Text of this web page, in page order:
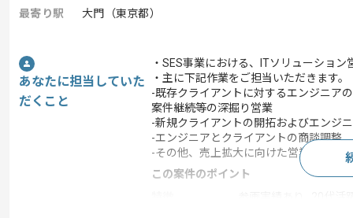
最寄り駅
大門（東京都）
あなたに担当していた
だくこと
・SES事業における、ITソリューショ
・主に下記作業をご担当いただきます。
-既存クライアントに対するエンジニア
案件継続等の深掘り営業
-新規クライアントの開拓およびエンジ
-エンジニアとクライアントの商談調整
-その他、売上拡大に向けた営業活動全般
この案件のポイント